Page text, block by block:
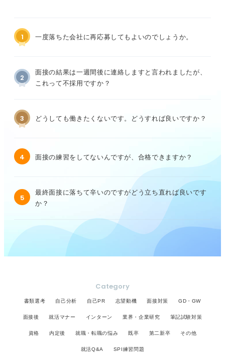
1 一度落ちた会社に再応募してもよいのでしょうか。
2
面接の結果は一週間後に連絡しますと言われましたが、
これって不採用ですか？
3 どうしても働きたくないです。どうすれば良いですか？
4 面接の練習をしてないんですが、合格できますか？
5
最終面接に落ちて辛いのですがどう立ち直れば良いです
か？
Category
書類選考 自己分析 自己PR 志望動機 面接対策 GD・GW
面接後 就活マナー インターン 業界・企業研究 筆記試験対策
資格 内定後 就職・転職の悩み 既卒 第二新卒 その他
就活Q&A SPI練習問題